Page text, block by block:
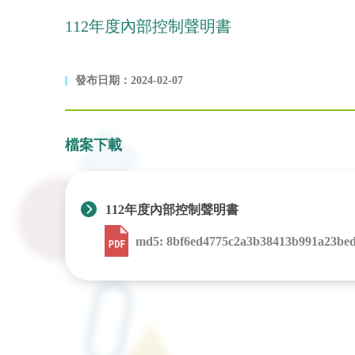
112年度內部控制聲明書
發布日期：2024-02-07
檔案下載
112年度內部控制聲明書
md5: